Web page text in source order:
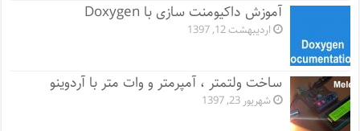
آموزش داکیومنت سازی با Doxygen
اردیبهشت 12, 1397
ساخت ولتمتر ، آمپرمتر و وات متر با آردوینو
شهریور 23, 1397